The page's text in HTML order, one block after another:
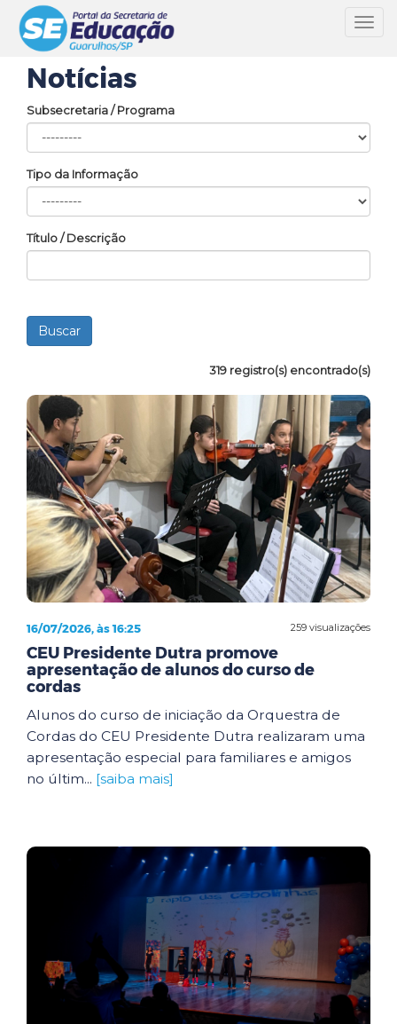
Notícias
Subsecretaria / Programa
Tipo da Informação
Título / Descrição
319 registro(s) encontrado(s)
259 visualizações
16/07/2026, às 16:25
CEU Presidente Dutra promove
apresentação de alunos do curso de
cordas
Alunos do curso de iniciação da Orquestra de
Cordas do CEU Presidente Dutra realizaram uma
apresentação especial para familiares e amigos
no últim... [saiba mais]